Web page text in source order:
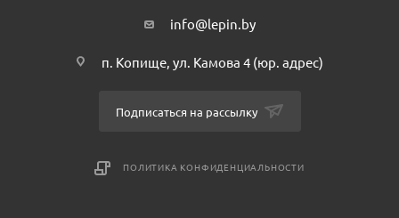
info@lepin.by
п. Копище, ул. Камова 4 (юр. адрес)
Подписаться на рассылку
ПОЛИТИКА КОНФИДЕНЦИАЛЬНОСТИ